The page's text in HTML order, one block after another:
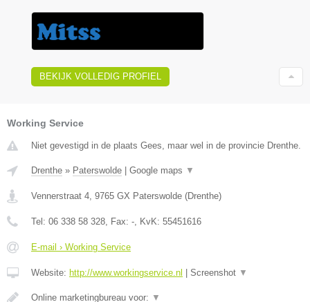
BEKIJK VOLLEDIG PROFIEL
Working Service
Niet gevestigd in de plaats Gees, maar wel in de provincie Drenthe.
Drenthe » Paterswolde Google maps ▼
Vennerstraat 4 9765 GX Paterswolde (Drenthe)
Tel: 06 338 58 328 , Fax: - , KvK: 55451616
E-mail › Working Service
Website: http://www.workingservice.nl Screenshot ▼
Online marketingbureau voor: ▼